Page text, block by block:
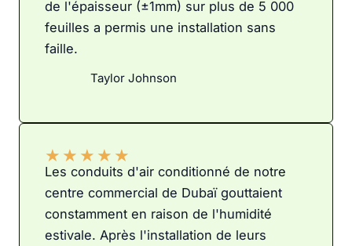
de l'épaisseur (±1mm) sur plus de 5 000
feuilles a permis une installation sans
faille.
Taylor Johnson
★ ★ ★ ★ ★
Les conduits d'air conditionné de notre
centre commercial de Dubaï gouttaient
constamment en raison de l'humidité
estivale. Après l'installation de leurs